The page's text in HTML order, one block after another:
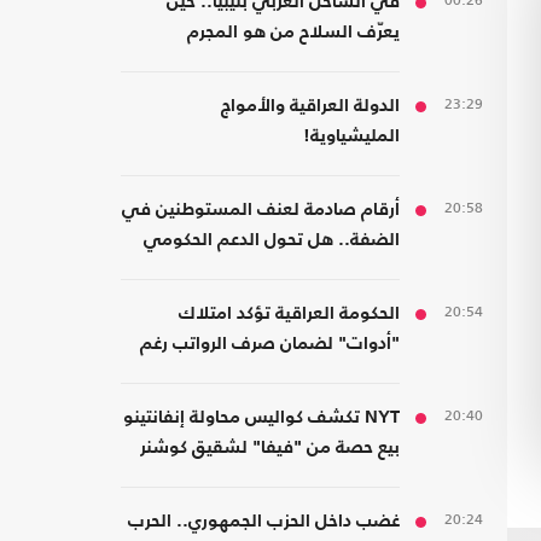
يعرّف السلاح من هو المجرم
23:29
الدولة العراقية والأمواج
المليشياوية!
20:58
أرقام صادمة لعنف المستوطنين في
الضفة.. هل تحول الدعم الحكومي
20:54
الحكومة العراقية تؤكد امتلاك
"أدوات" لضمان صرف الرواتب رغم
20:40
NYT تكشف كواليس محاولة إنفانتينو
بيع حصة من "فيفا" لشقيق كوشنر
20:24 غضب داخل الحزب الجمهوري.. الحرب